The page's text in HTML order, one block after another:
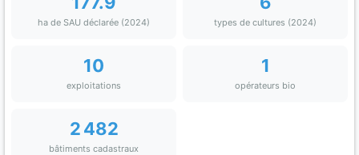
ha de SAU déclarée (2024) types de cultures (2024)
10
exploitations
1
opérateurs bio
2 482
bâtiments cadastraux